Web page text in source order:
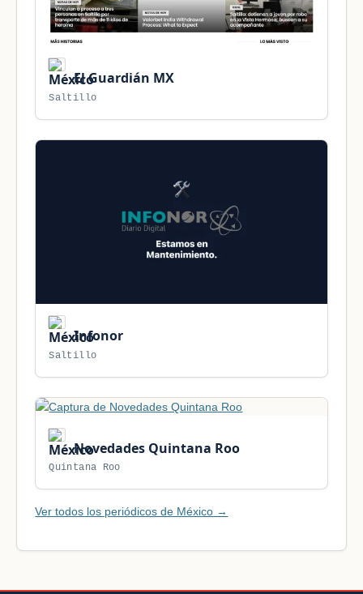
El Guardián MX
Saltillo
Infonor
Saltillo
Novedades Quintana Roo
Quintana Roo
Ver todos los periódicos de México →